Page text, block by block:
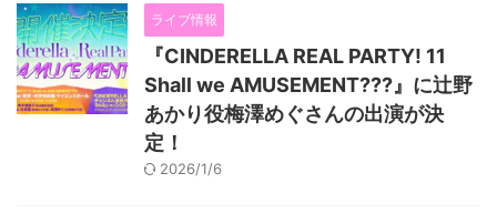
ライブ情報
『CINDERELLA REAL PARTY! 11
Shall we AMUSEMENT???』に辻野
あかり役梅澤めぐさんの出演が決
定！
2026/1/6